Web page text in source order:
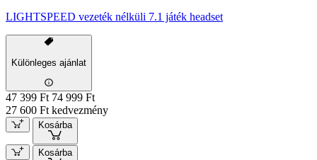
LIGHTSPEED vezeték nélküli 7.1 játék headset
Különleges ajánlat
47 399 Ft 74 999 Ft
27 600 Ft kedvezmény
Kosárba
Kosárba